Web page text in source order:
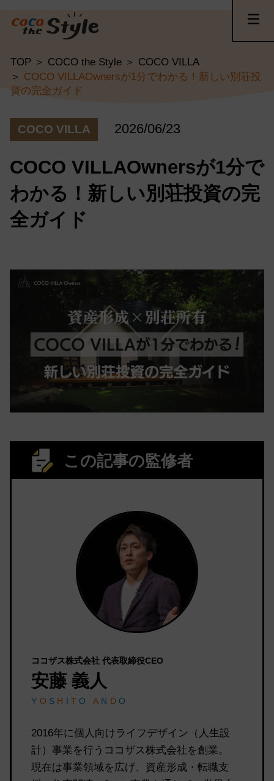
TOP COCO the Style
COCO VILLA
COCO VILLAOwnersが1分でわかる！新しい別荘投
資の完全ガイド
COCO VILLA 2026/06/23
COCO VILLAOwnersが1分で
わかる！新しい別荘投資の完
全ガイド
この記事の監修者
ココザス株式会社 代表取締役CEO
安藤 義人
Y O S H IT O A N D O
2016年に個人向けライフデザイン（人生設
計）事業を行うココザス株式会社を創業。
現在は事業領域を広げ、資産形成・転職支